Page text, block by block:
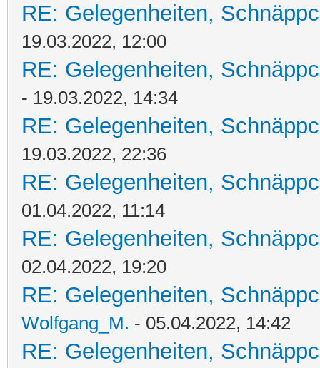
RE: Gelegenheiten,
19.03.2022, 12:00
RE: Gelegenheiten,
- 19.03.2022, 14:34
RE: Gelegenheiten,
19.03.2022, 22:36
RE: Gelegenheiten,
01.04.2022, 11:14
RE: Gelegenheiten,
02.04.2022, 19:20
RE: Gelegenheiten,
Wolfgang_M. - 05.04.2022, 14:42
RE: Gelegenheiten,